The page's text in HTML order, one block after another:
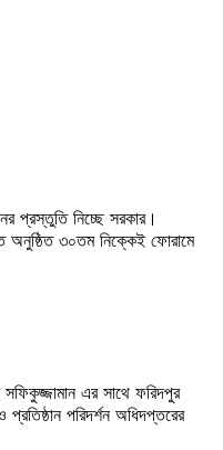
প্রস্তুতি নিচ্ছে সরকার।
অনুষ্ঠিত ৩০তম নিক্কেই ফোরামে
এর সাথে ফরিদপুর
পরিদর্শন অধিদপ্তরের